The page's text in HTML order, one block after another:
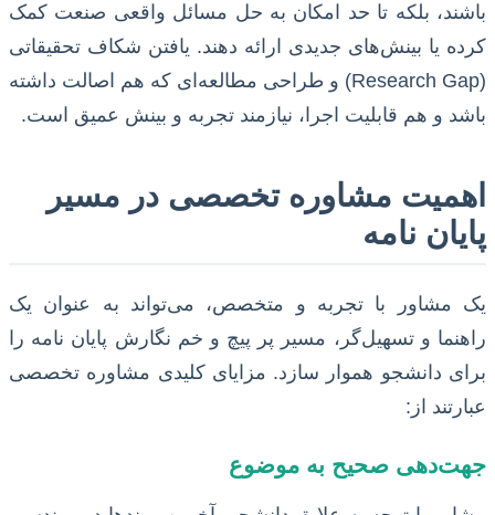
باشند، بلکه تا حد امکان به حل مسائل واقعی صنعت کمک
کرده یا بینش‌های جدیدی ارائه دهند. یافتن شکاف تحقیقاتی
(Research Gap) و طراحی مطالعه‌ای که هم اصالت داشته
باشد و هم قابلیت اجرا، نیازمند تجربه و بینش عمیق است.
اهمیت مشاوره تخصصی در مسیر
پایان نامه
یک مشاور با تجربه و متخصص، می‌تواند به عنوان یک
راهنما و تسهیل‌گر، مسیر پر پیچ و خم نگارش پایان نامه را
برای دانشجو هموار سازد. مزایای کلیدی مشاوره تخصصی
عبارتند از:
جهت‌دهی صحیح به موضوع